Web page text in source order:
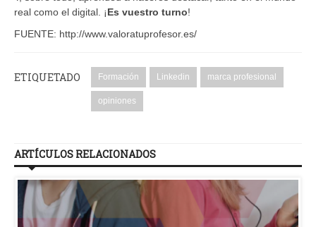
real como el digital. ¡Es vuestro turno!
FUENTE: http://www.valoratuprofesor.es/
ETIQUETADO Formación Linkedin marca profesional
opiniones
ARTÍCULOS RELACIONADOS